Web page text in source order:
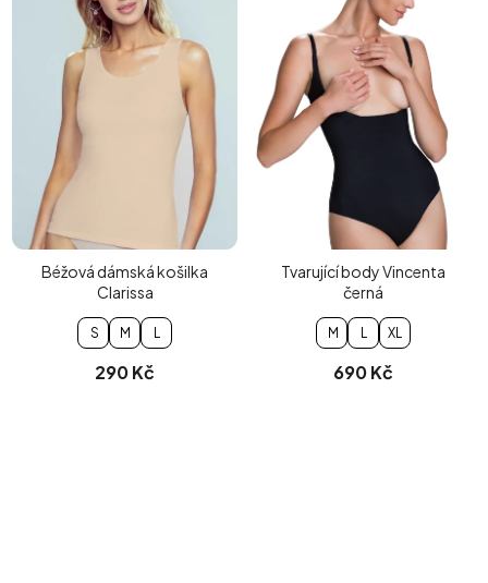
Béžová dámská košilka
Clarissa
S M L
290 Kč
Tvarující body Vincenta
černá
M L XL
690 Kč